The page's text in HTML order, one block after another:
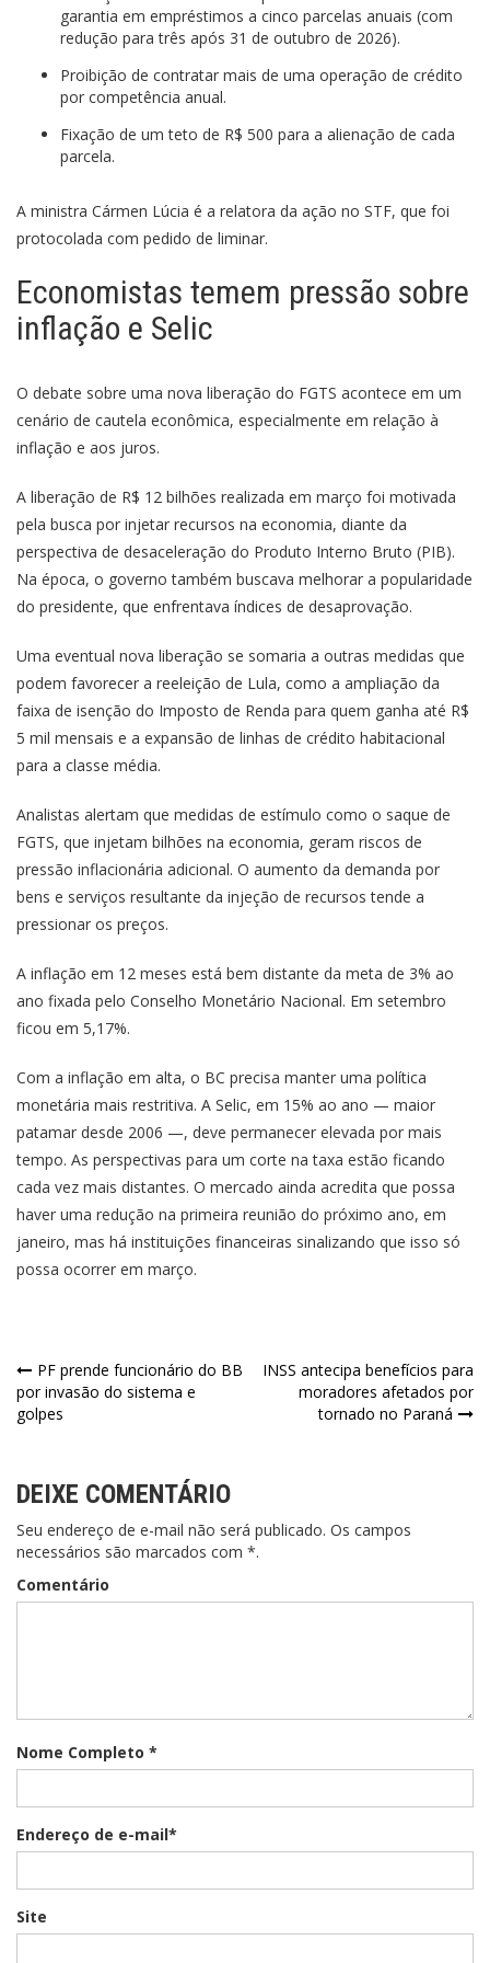
garantia em empréstimos a cinco parcelas anuais (com
redução para três após 31 de outubro de 2026).
Proibição de contratar mais de uma operação de crédito
por competência anual.
Fixação de um teto de R$ 500 para a alienação de cada
parcela.
A ministra Cármen Lúcia é a relatora da ação no STF, que foi
protocolada com pedido de liminar.
Economistas temem pressão sobre
inflação e Selic
O debate sobre uma nova liberação do FGTS acontece em um
cenário de cautela econômica, especialmente em relação à
inflação e aos juros.
A liberação de R$ 12 bilhões realizada em março foi motivada
pela busca por injetar recursos na economia, diante da
perspectiva de desaceleração do Produto Interno Bruto (PIB).
Na época, o governo também buscava melhorar a popularidade
do presidente, que enfrentava índices de desaprovação.
Uma eventual nova liberação se somaria a outras medidas que
podem favorecer a reeleição de Lula, como a ampliação da
faixa de isenção do Imposto de Renda para quem ganha até R$
5 mil mensais e a expansão de linhas de crédito habitacional
para a classe média.
Analistas alertam que medidas de estímulo como o saque de
FGTS, que injetam bilhões na economia, geram riscos de
pressão inflacionária adicional. O aumento da demanda por
bens e serviços resultante da injeção de recursos tende a
pressionar os preços.
A inflação em 12 meses está bem distante da meta de 3% ao
ano fixada pelo Conselho Monetário Nacional. Em setembro
ficou em 5,17%.
Com a inflação em alta, o BC precisa manter uma política
monetária mais restritiva. A Selic, em 15% ao ano — maior
patamar desde 2006 —, deve permanecer elevada por mais
tempo. As perspectivas para um corte na taxa estão ficando
cada vez mais distantes. O mercado ainda acredita que possa
haver uma redução na primeira reunião do próximo ano, em
janeiro, mas há instituições financeiras sinalizando que isso só
possa ocorrer em março.
Navegação
de
PF prende funcionário do BB
por invasão do sistema e
golpes
INSS antecipa benefícios para
moradores afetados por
tornado no Paraná
DEIXE COMENTÁRIO
Seu endereço de e-mail não será publicado. Os campos
necessários são marcados com *.
Comentário
Nome Completo *
Endereço de e-mail*
Site